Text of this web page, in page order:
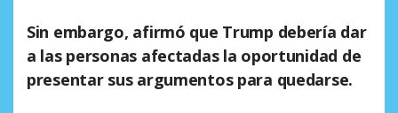
Sin embargo, afirmó que Trump debería dar
a las personas afectadas la oportunidad de
presentar sus argumentos para quedarse.